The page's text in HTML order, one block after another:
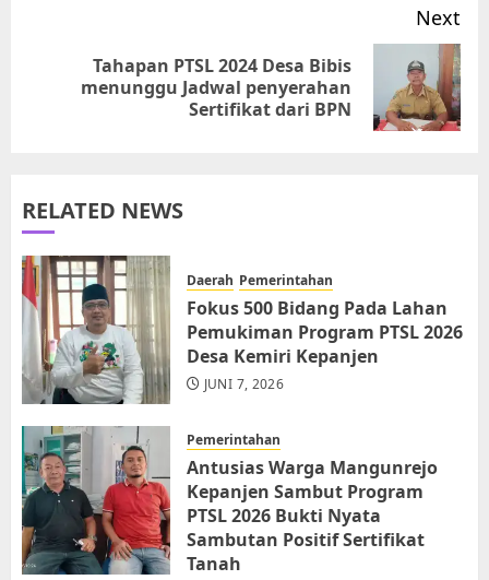
Next
Tahapan PTSL 2024 Desa Bibis
menunggu Jadwal penyerahan
Sertifikat dari BPN
RELATED NEWS
Daerah Pemerintahan
Fokus 500 Bidang Pada Lahan
Pemukiman Program PTSL 2026
Desa Kemiri Kepanjen
JUNI 7, 2026
Pemerintahan
Antusias Warga Mangunrejo
Kepanjen Sambut Program
PTSL 2026 Bukti Nyata
Sambutan Positif Sertifikat
Tanah